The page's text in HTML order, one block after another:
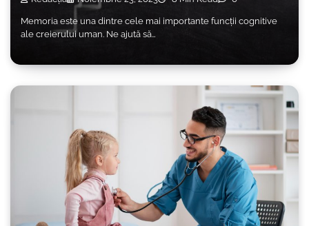
Memoria este una dintre cele mai importante funcții cognitive
ale creierului uman. Ne ajută să…